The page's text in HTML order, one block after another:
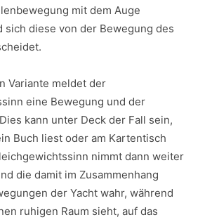
mit dem Auge
sich diese von der Bewegung des
Variante meldet der
eine Bewegung und der
kann unter Deck der Fall sein,
Buch liest oder am Kartentisch
nimmt dann weiter
die damit im Zusammenhang
der Yacht wahr, während
ruhigen Raum sieht, auf das